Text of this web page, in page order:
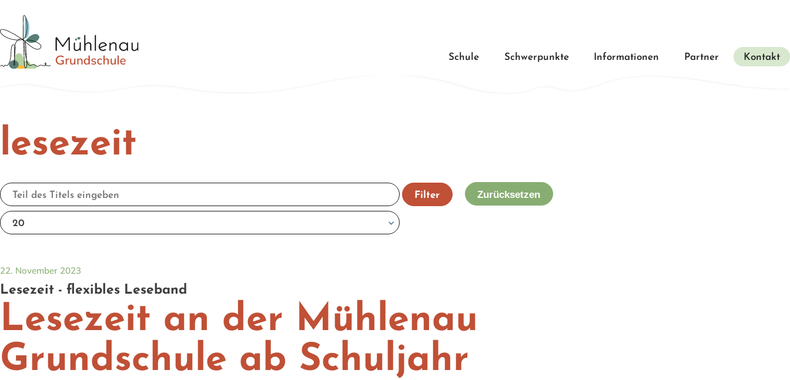
Schule Schwerpunkte Informationen Partner Kontakt
lesezeit
Teil des Titels eingeben
Filter Zurücksetzen
Anzeige #
22. November 2023
Lesezeit - flexibles Leseband
Lesezeit an der Mühlenau
Grundschule ab Schuljahr